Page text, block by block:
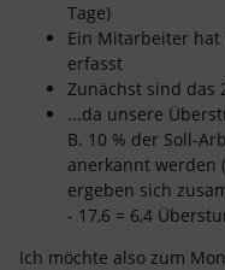
Tage)
Ein Mitarbeiter hat
erfasst
Zunächst sind das
...da unsere
B. 10 % der Soll-
anerkannt werden
ergeben sich
- 17,6 = 6,4
Ich möchte also zum